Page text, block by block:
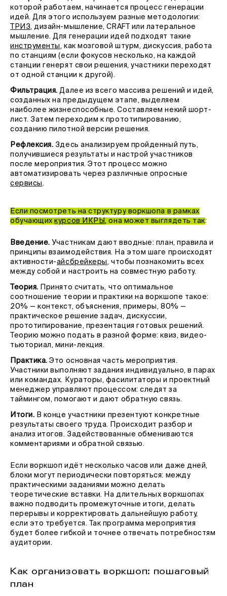
которой работаем, начинается процесс генерации
идей. Для этого используем разные методологии:
ТРИЗ, дизайн-мышление, CRAFT или латеральное
мышление. Для генерации идей подходят такие
инструменты, как мозговой штурм, дискуссия, работа
по станциям (если фокусов несколько, на каждой
станции генерят свои решения, участники переходят
от одной станции к другой).
Фильтрация. Далее из всего массива решений и идей,
созданных на предыдущем этапе, выделяем
наиболее жизнеспособные. Составляем некий шорт-
лист. Затем переходим к прототипированию,
созданию пилотной версии решения.
Рефлексия. Здесь анализируем пройденный путь,
получившиеся результаты и настрой участников
после мероприятия. Этот процесс можно
автоматизировать через различные опросные
сервисы.
Если посмотреть на структуру воркшопа в рамках
обучающихкурсов ИКРЫ, она может выглядеть так:
Введение. Участникам дают вводные: план, правила и
принципы взаимодействия. На этом шаге происходят
активности-айсбрейкеры, чтобы познакомить всех
между собой и настроить на совместную работу.
Теория. Принято считать, что оптимальное
соотношение теории и практики на воркшопе такое:
20% — контекст, объяснения, примеры, 80% —
практическое решение задач, дискуссии,
прототипирование, презентация готовых решений.
Теорию можно подать в разной форме: квиз, видео-
тьюториал, мини-лекция.
Практика. Это основная часть мероприятия.
Участники выполняют задания индивидуально, в парах
или командах. Кураторы, фасилитаторы и проектный
менеджер управляют процессом: следят за
таймингом, помогают и дают обратную связь.
Итоги. В конце участники презентуют конкретные
результаты своего труда. Происходит разбор и
анализ итогов. Задействованные обмениваются
комментариями и обратной связью.
Если воркшоп идёт несколько часов или даже дней,
блоки могут периодически повторяться: между
практическими заданиями можно делать
теоретические вставки. На длительных воркшопах
важно подводить промежуточные итоги, делать
перерывы и корректировать дальнейшую работу,
если это требуется. Так программа мероприятия
будет более гибкой и точнее отвечать потребностям
аудитории.
Как организовать воркшоп: пошаговый
план